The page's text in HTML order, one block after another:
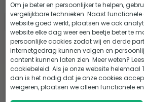
Bekijk hier alle vijverstofzuigers
Deel dit artikel
Om je beter en persoonlijker te helpen,
vergelijkbare technieken. Naast
website goed werkt, plaatsen we ook
website elke dag weer een beetje beter te
persoonlijke cookies zodat wij en derde
internetgedrag kunnen volgen en
content kunnen laten zien. Meer weten?
cookiebeleid. Als je onze website helemaal
dan is het nodig dat je onze cookies
weigeren, plaatsen we alleen functionele